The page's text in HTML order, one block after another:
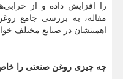
را افزایش داده و از
مقاله، به بررسی جامع
اهمیتشان در صنایع مختلف
چه چیزی روغن صنعتی را